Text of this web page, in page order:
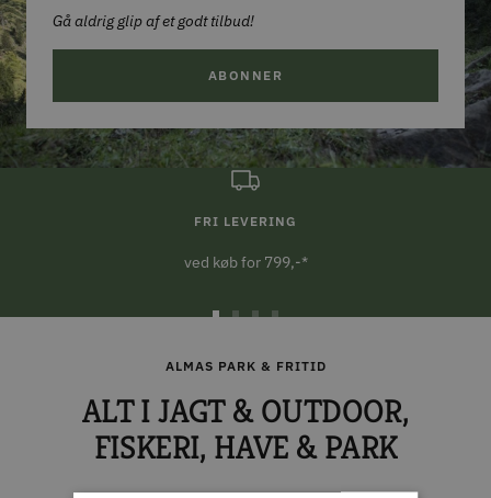
Gå aldrig glip af et godt tilbud!
ABONNER
FRI LEVERING
ved køb for 799,-*
1
2
4
ALMAS PARK & FRITID
ALT I JAGT & OUTDOOR,
FISKERI, HAVE & PARK